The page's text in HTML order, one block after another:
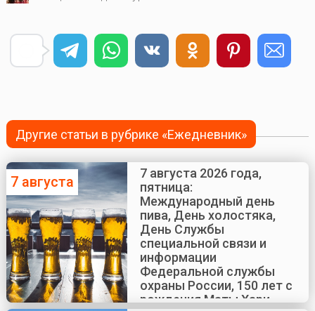
Другие статьи в рубрике «Ежедневник»
7 августа
7 августа 2026 года,
пятница:
Международный день
пива, День холостяка,
День Службы
специальной связи и
информации
Федеральной службы
охраны России, 150 лет с
рождения Маты Хари